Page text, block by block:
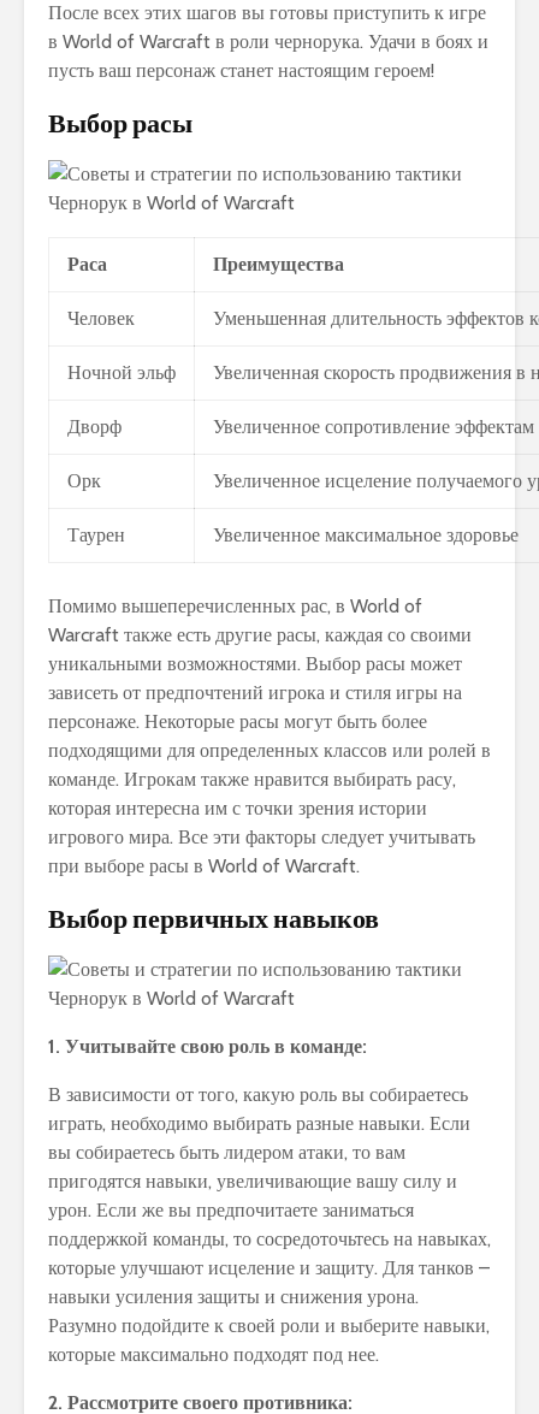
После всех этих шагов вы готовы приступить к игре
в World of Warcraft в роли чернорука. Удачи в боях и
пусть ваш персонаж станет настоящим героем!
Выбор расы
Раса Преимущества
Человек Уменьшенная длительность эффектов
Ночной эльф Увеличенная скорость продвижения в
Дворф Увеличенное сопротивление эффектам
Орк Увеличенное исцеление получаемого
Таурен Увеличенное максимальное здоровье
Помимо вышеперечисленных рас, в World of
Warcraft также есть другие расы, каждая со своими
уникальными возможностями. Выбор расы может
зависеть от предпочтений игрока и стиля игры на
персонаже. Некоторые расы могут быть более
подходящими для определенных классов или ролей в
команде. Игрокам также нравится выбирать расу,
которая интересна им с точки зрения истории
игрового мира. Все эти факторы следует учитывать
при выборе расы в World of Warcraft.
Выбор первичных навыков
1. Учитывайте свою роль в команде:
В зависимости от того, какую роль вы собираетесь
играть, необходимо выбирать разные навыки. Если
вы собираетесь быть лидером атаки, то вам
пригодятся навыки, увеличивающие вашу силу и
урон. Если же вы предпочитаете заниматься
поддержкой команды, то сосредоточьтесь на навыках,
которые улучшают исцеление и защиту. Для танков –
навыки усиления защиты и снижения урона.
Разумно подойдите к своей роли и выберите навыки,
которые максимально подходят под нее.
2. Рассмотрите своего противника: